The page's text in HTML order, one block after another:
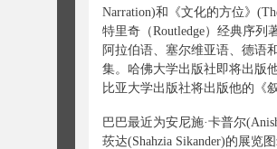
Narration)和《文化的方位》
特里奇（Routledge）经典序列
阿拉伯语、塞尔维亚语、德语
集。哈佛大学出版社即将出版
比亚大学出版社将出版他的《
巴巴最近为安尼施·卡普尔
莰达(Shahzia Sikander)的展览